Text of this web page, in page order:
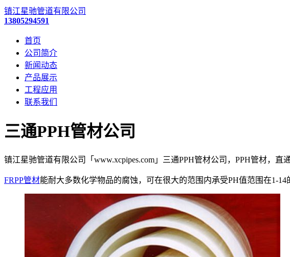
镇江星驰管道有限公司
13805294591
首页
公司简介
新闻动态
产品展示
工程应用
联系我们
三通PPH管材公司
镇江星驰管道有限公司「www.xcpipes.com」三通PPH管材公司，PPH管材，直
FRPP管材能耐大多数化学物品的腐蚀，可在很大的范围内承受PH值范围在1-